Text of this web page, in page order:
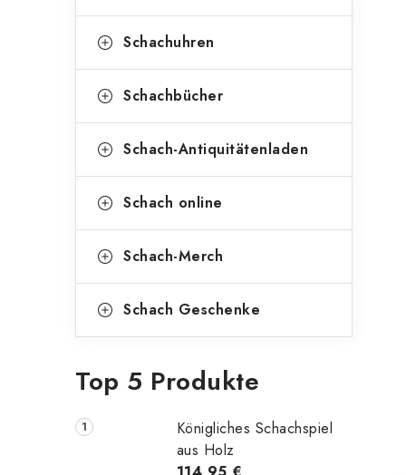
Schachuhren
Schachbücher
Schach-Antiquitätenladen
Schach online
Schach-Merch
Schach Geschenke
Top 5 Produkte
Königliches Schachspiel
aus Holz